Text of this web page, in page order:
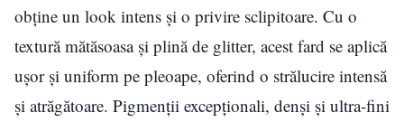
obține un look intens și o privire sclipitoare. Cu o
textură mătăsoasa și plină de glitter, acest fard se aplică
ușor și uniform pe pleoape, oferind o strălucire intensă
și atrăgătoare. Pigmenții excepționali, denși și ultra-fini